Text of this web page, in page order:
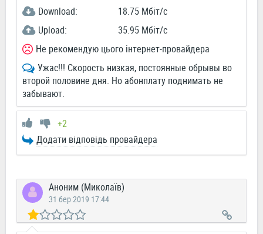
Download:
18.75 Мбіт/c
Upload:
35.95 Мбіт/c
Не рекомендую цього інтернет-провайдера
Ужас!!! Скорость низкая, постоянные обрывы во
второй половине дня. Но абонплату поднимать не
забывают.
+2
Додати відповідь провайдера
Аноним (Миколаїв)
31 бер 2019 17:44